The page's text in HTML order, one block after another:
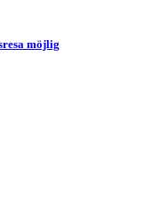
möjlig